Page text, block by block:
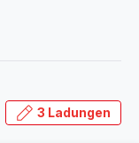
3 Ladungen